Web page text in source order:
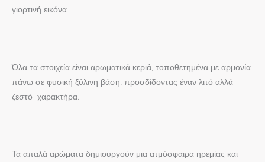
γιορτινή εικόνα
Όλα τα στοιχεία είναι αρωματικά κεριά, τοποθετημένα με αρμονία
πάνω σε φυσική ξύλινη βάση, προσδίδοντας έναν λιτό αλλά
ζεστό χαρακτήρα.
Τα απαλά αρώματα δημιουργούν μια ατμόσφαιρα ηρεμίας και